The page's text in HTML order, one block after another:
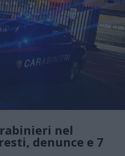
nel
denunce e 7